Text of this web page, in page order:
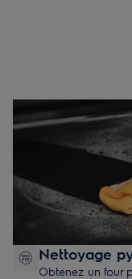
Nettoyage
Obtenez un four